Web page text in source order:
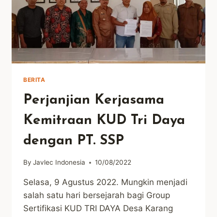
BERITA
Perjanjian Kerjasama
Kemitraan KUD Tri Daya
dengan PT. SSP
By Javlec Indonesia 10/08/2022
Selasa, 9 Agustus 2022. Mungkin menjadi
salah satu hari bersejarah bagi Group
Sertifikasi KUD TRI DAYA Desa Karang